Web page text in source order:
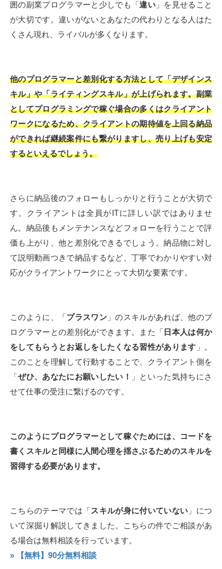
囲の副業プログラマーと少しでも「違い 」を見せること
が大切です。違いがないとあなたの代わりとなる人はた
くさん現れ、ライバルが多くなります。
他のプログラマーと差別化する方法として「デザインス
キル」や「ライティングスキル」が上げられます。副業
としてプログラミングで稼ぐ場合の多くはクライアント
ワークになるため、クライアントの期待値を上回る納品
ができれば継続案件にも繋がりますし、売り上げも安定
するといえるでしょう。
さらに納品後のフォローもしっかりと行うことが大切で
す。クライアントは全員がITに詳しい訳ではありませ
ん。納品後もメンテナンスなどフォローを行うことで評
価も上がり、他と差別化できるでしょう。納品物に対し
て説明動画つきで納品するなど、丁寧でわかりやすい対
応がクライアントワークにとって大切な要素です。
このように、「 プラスワン 」のスキルがあれば、他のプ
ログラマーとの差別化ができます。また「 日本人は何か
をしてもらうとお返しをしたくなる習性があります 」。
このことを理解して行動することで、クライアント側を
「ぜひ、あなたにお願いしたい！
」といった気持ちにさ
せて仕事の受注に繋げるのです。
このようにプログラマーとして稼ぐためには、コードを
書くスキルと同様に人間心理を揺さぶるためのスキルを
習得する必要があります。
こちらのテーマでは「 スキルが身に付いていない 」につ
いて深掘り解説してきました。こちらの件でご相談があ
る場合は無料相談を行っています。
» 【無料】90分無料相談